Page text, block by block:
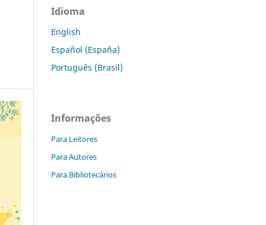
Idioma
English
Español (España)
Português (Brasil)
Informações
Para Leitores
Para Autores
Para Bibliotecários